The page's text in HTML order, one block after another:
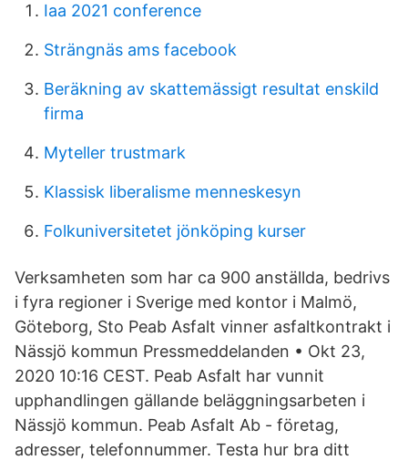
Iaa 2021 conference
Strängnäs ams facebook
Beräkning av skattemässigt resultat enskild
firma
Myteller trustmark
Klassisk liberalisme menneskesyn
Folkuniversitetet jönköping kurser
Verksamheten som har ca 900 anställda, bedrivs
i fyra regioner i Sverige med kontor i Malmö,
Göteborg, Sto Peab Asfalt vinner asfaltkontrakt i
Nässjö kommun Pressmeddelanden • Okt 23,
2020 10:16 CEST. Peab Asfalt har vunnit
upphandlingen gällande beläggningsarbeten i
Nässjö kommun. Peab Asfalt Ab - företag,
adresser, telefonnummer. Testa hur bra ditt